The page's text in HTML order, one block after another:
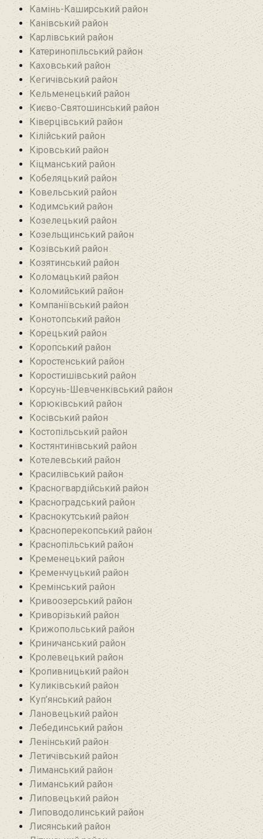
Камінь-Каширський район
Канівський район
Карлівський район
Катеринопільський район
Каховський район
Кегичівський район
Кельменецький район
Києво-Святошинський район
Ківерцівський район‎
Кілійський район
Кіровський район
Кіцманський район
Кобеляцький район‎
Ковельський район
Кодимський район
Козелецький район
Козельщинський район
Козівський район
Козятинський район
Коломацький район
Коломийський район
Компаніївський район
Конотопський район
Корецький район
Коропський район
Коростенський район
Коростишівський район‎
Корсунь-Шевченківський район
Корюківський район
Косівський район
Костопільський район
Костянтинівський район‎
Котелевський район
Красилівський район
Красногвардійський район
Красноградський район
Краснокутський район
Красноперекопський район
Краснопільський район
Кременецький район
Кременчуцький район
Кремінський район‎
Кривоозерський район‎
Криворізький район
Крижопольський район
Криничанський район
Кролевецький район‎
Кропивницький район
Куликівський район
Куп’янський район
Лановецький район
Лебединський район
Ленінський район
Летичівський район
Лиманський район
Лиманський район
Липовецький район
Липоводолинський район
Лисянський район